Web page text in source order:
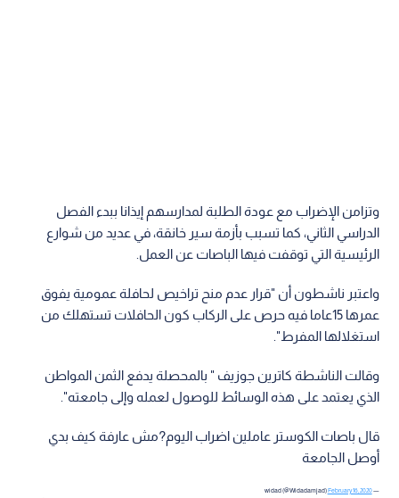
وتزامن الإضراب مع عودة الطلبة لمدارسهم إيذانا ببدء الفصل
الدراسي الثاني، كما تسبب بأزمة سير خانقة، في عديد من شوارع
الرئيسية التي توقفت فيها الباصات عن العمل.
واعتبر ناشطون أن "قرار عدم منح تراخيص لحافلة عمومية يفوق
عمرها 15عاما فيه حرص على الركاب كون الحافلات تستهلك من
استغلالها المفرط".
وقالت الناشطة كاترين جوزيف " بالمحصلة يدفع الثمن المواطن
الذي يعتمد على هذه الوسائط للوصول لعمله وإلى جامعته".
قال باصات الكوستر عاملين اضراب اليوم?مش عارفة كيف بدي
أوصل الجامعة
— widad (@Widadamjad)
February 16, 2020